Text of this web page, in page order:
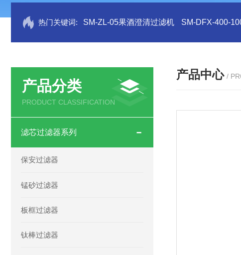
热门关键词: SM-ZL-05果酒澄清过滤机 SM-DFX-400-
产品分类
PRODUCT CLASSIFICATION
滤芯过滤器系列
保安过滤器
锰砂过滤器
板框过滤器
钛棒过滤器
产品中心 /